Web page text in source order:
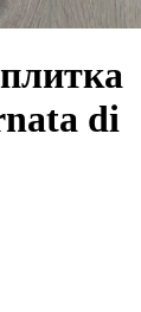
di